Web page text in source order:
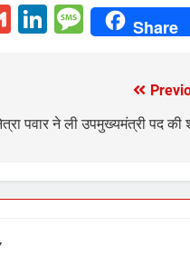
GmailLinkedIn
Share
पवार ने ली उपमुख्यमंत्री पद की